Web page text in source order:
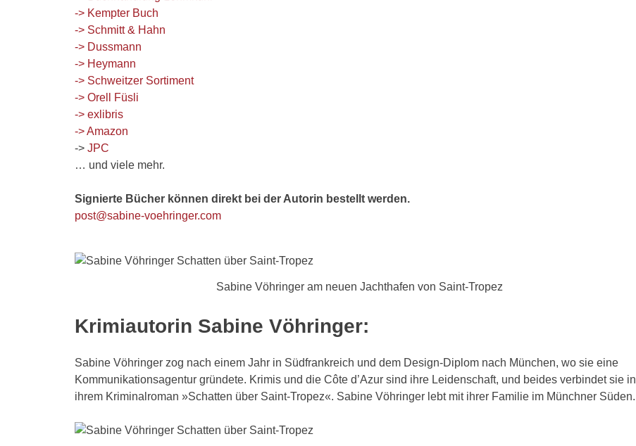
-> Kempter Buch
-> Schmitt & Hahn
-> Dussmann
-> Heymann
-> Schweitzer Sortiment
-> Orell Füsli
-> exlibris
-> Amazon
-> JPC
… und viele mehr.
Signierte Bücher können direkt bei der Autorin bestellt werden.
post@sabine-voehringer.com
Sabine Vöhringer am neuen Jachthafen von Saint-Tropez
Krimiautorin Sabine Vöhringer:
Sabine Vöhringer zog nach einem Jahr in Südfrankreich und dem Design-Diplom nach München, wo sie eine
Kommunikationsagentur gründete. Krimis und die Côte d’Azur sind ihre Leidenschaft, und beides verbindet sie in
ihrem Kriminalroman »Schatten über Saint-Tropez«. Sabine Vöhringer lebt mit ihrer Familie im Münchner Süden.